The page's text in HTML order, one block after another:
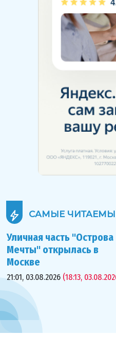
САМЫЕ
Уличная часть "Острова
Мечты" открылась в
Москве
21:01, 03.08.2026 (18:13,